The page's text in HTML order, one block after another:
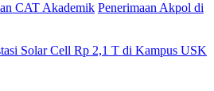
CAT Akademik Penerimaan Akpol di
Solar Cell Rp 2,1 T di Kampus USK